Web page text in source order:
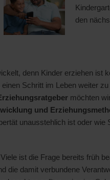
den
denn Kinder erziehen ist
Schritt im Leben weiter
möchten
und
unausstehlich ist oder
ist die Frage bereits früh
damit verbundene